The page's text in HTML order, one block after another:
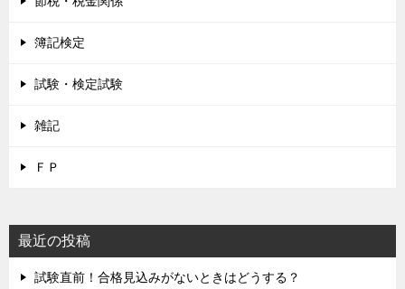
簿記検定
試験・検定試験
雑記
ＦＰ
最近の投稿
試験直前！合格見込みがないときはどうする？